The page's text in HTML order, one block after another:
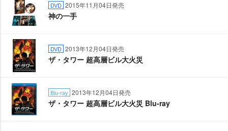
DVD 2015年11月04日発売
神の一手
DVD 2013年12月04日発売
ザ・タワー 超高層ビル大火災
Blu-ray 2013年12月04日発売
ザ・タワー 超高層ビル大火災 Blu-ray